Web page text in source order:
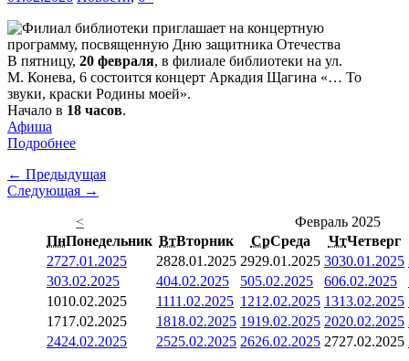
В пятницу, 20 февраля, в филиале библиотеки на ул.
М. Конева, 6 состоится концерт Аркадия Щагина «… То
звуки, краски Родины моей».
Начало в 18 часов.
Афиша
Подробнее
← Предыдущая
Следующая →
<
Февраль 2025
ПнПонедельник ВтВторник СрСреда ЧтЧетверг
2727.01.2025 2828.01.2025 2929.01.2025 3030.01.2025
303.02.2025 404.02.2025 505.02.2025 606.02.2025
1010.02.2025 1111.02.2025 1212.02.2025 1313.02.2025
1717.02.2025 1818.02.2025 1919.02.2025 2020.02.2025
2424.02.2025 2525.02.2025 2626.02.2025 2727.02.2025